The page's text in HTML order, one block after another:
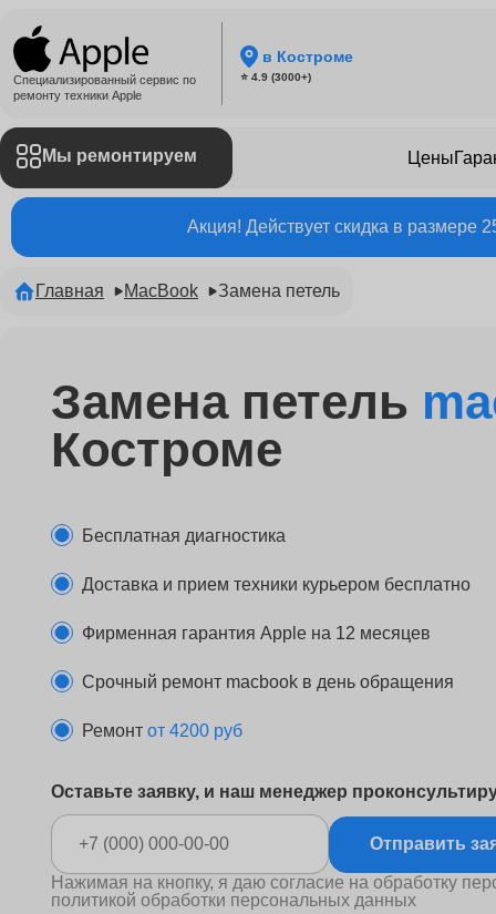
Специализированный сервис по
ремонту техники Apple
в Костроме
⭐ 4.9 (3000+)
Мы ремонтируем Цены
Акция! Действует скидка в
Главная MacBook Замена петель
Замена петель
Костроме
Бесплатная диагностика
Доставка и прием техники курьером бесплатно
Фирменная гарантия Apple на 12 месяцев
Срочный ремонт macbook в день обращения
Ремонт от 4200 руб
Оставьте заявку, и наш менеджер
Нажимая на кнопку, я даю согласие на обработку
политикой обработки персональных данных